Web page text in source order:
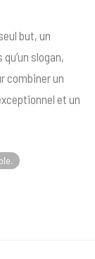
but, un
slogan,
combiner un
et un